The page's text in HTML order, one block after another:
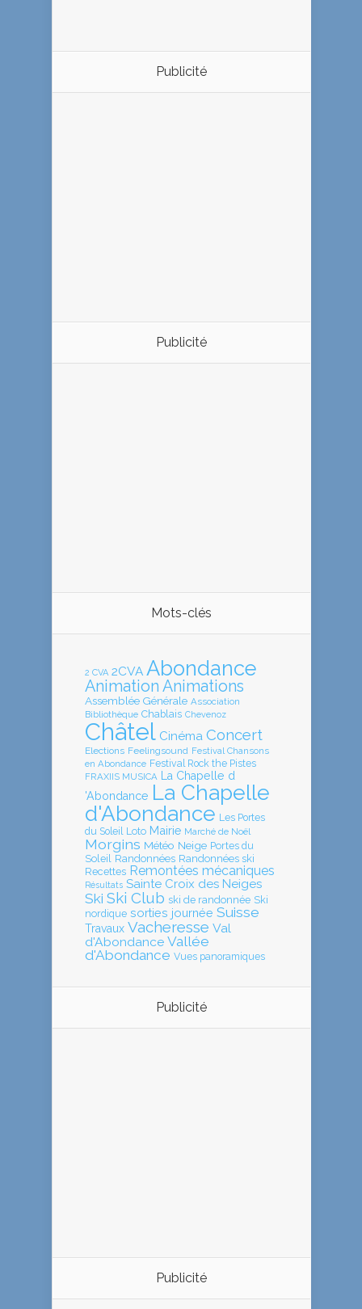
Publicité
Publicité
Mots-clés
2 CVA 2CVA Abondance
Animation Animations
Assemblée Générale Association
Bibliothèque Chablais Chevenoz
Châtel Cinéma Concert
Elections Feelingsound Festival Chansons
en Abondance Festival Rock the Pistes
FRAXIIS MUSICA La Chapelle d
'Abondance La Chapelle
d'Abondance Les Portes
du Soleil Loto Mairie Marché de Noël
Morgins Météo Neige Portes du
Soleil Randonnées Randonnées ski
Recettes Remontées mécaniques
Résultats Sainte Croix des Neiges
Ski Ski Club ski de randonnée Ski
nordique sorties journée Suisse
Travaux Vacheresse Val
d'Abondance Vallée
d'Abondance Vues panoramiques
Publicité
Publicité